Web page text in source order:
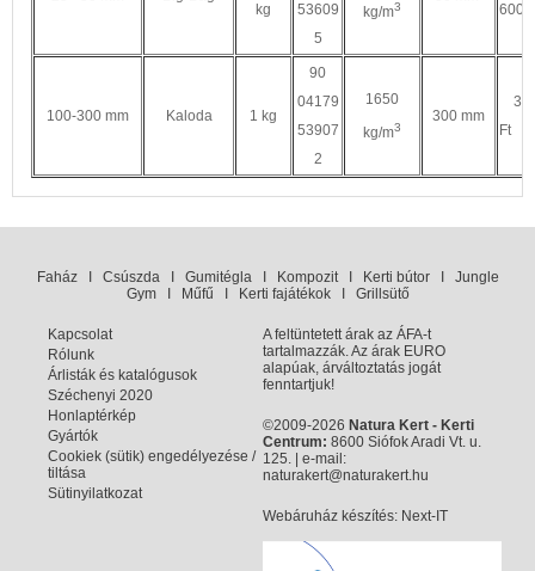
kg
53609
5
kg/m3
600
100-300 mm Kaloda 1 kg
90
04179
53907
2
1650
kg/m3
300 mm
Ft
FaházI CsúszdaI GumitéglaI KompozitI Kerti bútorI Jungle
GymI Műfű Kerti fajátékokI Grillsütő
Kapcsolat
Rólunk
Árlisták és katalógusok
Széchenyi 2020
Honlaptérkép
Gyártók
Cookiek (sütik) engedélyezése /
tiltása
Sütinyilatkozat
A feltüntetett árak az ÁFA-t
tartalmazzák. Az árak EURO
alapúak, árváltoztatás jogát
fenntartjuk!
©2009-2026 Natura Kert - Kerti
Centrum: 8600 Siófok Aradi Vt. u.
125. | e-mail:
naturakert@naturakert.hu
Webáruház készítés: Next-IT